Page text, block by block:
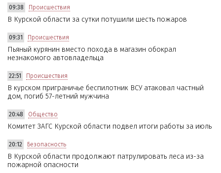
09:38 Происшествия
В Курской области за сутки потушили шесть пожаров
09:31 Происшествия
Пьяный курянин вместо похода в магазин обокрал
незнакомого автовладельца
22:51 Происшествия
В курском приграничье беспилотник ВСУ атаковал частный
дом, погиб 57-летний мужчина
20:48 Общество
Комитет ЗАГС Курской области подвел итоги работы за июль
20:12 Безопасность
В Курской области продолжают патрулировать леса из-за
пожарной опасности